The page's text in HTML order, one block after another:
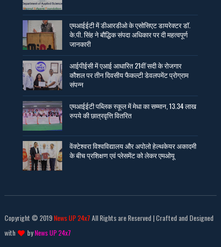
एमआईईटी में डीआरडीओ के एसोसिएट डायरेक्टर डॉ.
के.पी. सिंह ने बौद्धिक संपदा अधिकार पर दी महत्वपूर्ण
जानकारी
आईपीईसी में एआई आधारित 21वीं सदी के रोजगार
कौशल पर तीन दिवसीय फैकल्टी डेवलपमेंट प्रोग्राम
संपन्न
एमआईईटी पब्लिक स्कूल में मेधा का सम्मान, 13.34 लाख
रुपये की छात्रवृत्ति वितरित
वेंक्टेश्वरा विश्वविद्यालय और अपोलो हेल्थकेयर अकादमी
के बीच प्रशिक्षण एवं प्लेसमेंट को लेकर एमओयू
Copyright © 2019News UP 24x7All Rights are Reserved | Crafted and Designed
with
byNews UP 24x7